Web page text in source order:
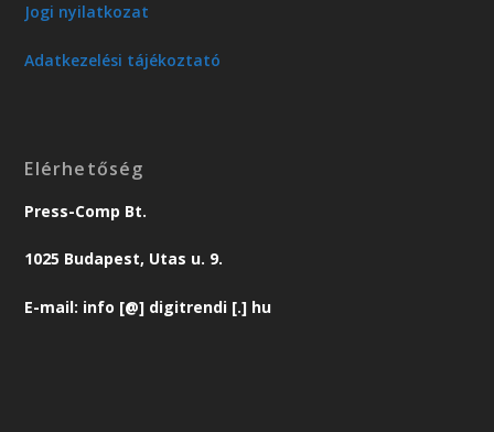
Jogi nyilatkozat
Adatkezelési tájékoztató
Elérhetőség
Press-Comp Bt.
1025 Budapest, Utas u. 9.
E-mail: info [@] digitrendi [.] hu